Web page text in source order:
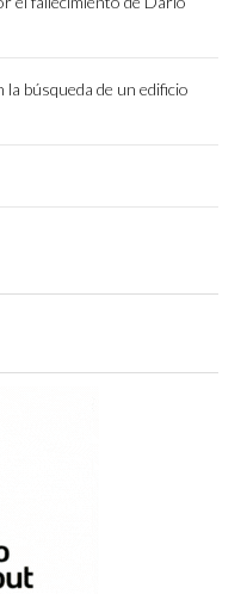
búsqueda de un edificio